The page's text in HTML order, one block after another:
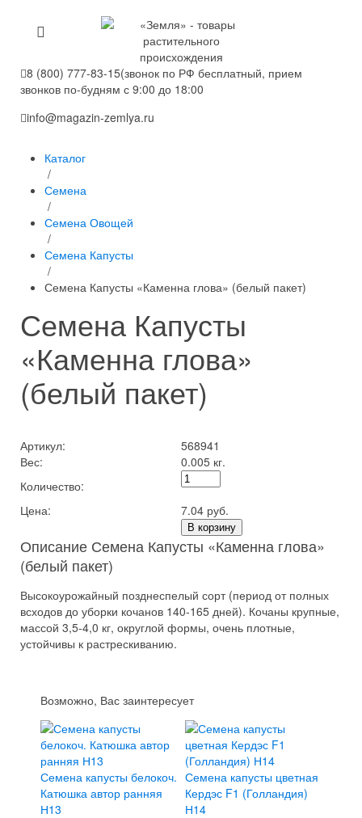
8 (800) 777-83-15(звонок по РФ бесплатный, прием
звонков по-будням с 9:00 до 18:00
info@magazin-zemlya.ru
Каталог
/
Семена
/
Семена Овощей
/
Семена Капусты
/
Семена Капусты «Каменна глова» (белый пакет)
Семена Капусты
«Каменна глова»
(белый пакет)
Артикул:
568941
Вес:
0.005 кг.
Количество:
Цена:
7.04 руб.
В корзину
Описание Семена Капусты «Каменна глова»
(белый пакет)
Высокоурожайный позднеспелый сорт (период от полных
всходов до уборки кочанов 140-165 дней). Кочаны крупные,
массой 3,5-4,0 кг, округлой формы, очень плотные,
устойчивы к растрескиванию.
Возможно, Вас заинтересует
Семена капусты белокоч.
Катюшка автор ранняя
Н13
Семена капусты цветная
Кердэс F1 (Голландия)
Н14